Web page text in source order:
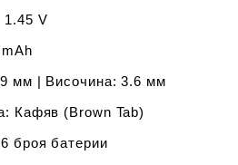
1.45 V
мм | Височина: 3.6 мм
Кафяв (Brown Tab)
броя батерии